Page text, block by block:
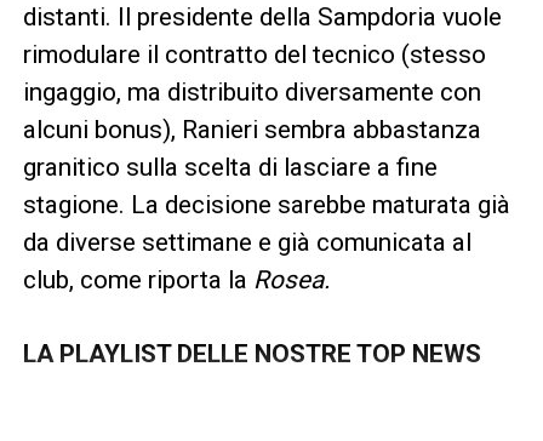
distanti. Il presidente della Sampdoria vuole
rimodulare il contratto del tecnico (stesso
ingaggio, ma distribuito diversamente con
alcuni bonus), Ranieri sembra abbastanza
granitico sulla scelta di lasciare a fine
stagione. La decisione sarebbe maturata già
da diverse settimane e già comunicata al
club, come riporta la Rosea.
LA PLAYLIST DELLE NOSTRE TOP NEWS